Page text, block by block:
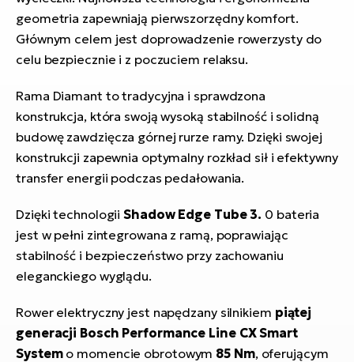
geometria zapewniają pierwszorzędny komfort.
Głównym celem jest doprowadzenie rowerzysty do
celu bezpiecznie i z poczuciem relaksu.
Rama Diamant to tradycyjna i sprawdzona
konstrukcja, która swoją wysoką stabilność i solidną
budowę zawdzięcza górnej rurze ramy. Dzięki swojej
konstrukcji zapewnia optymalny rozkład sił i efektywny
transfer energii podczas pedałowania.
Dzięki technologiiShadow Edge Tube 3. 0 bateria
jest w pełni zintegrowana z ramą, poprawiając
stabilność i bezpieczeństwo przy zachowaniu
eleganckiego wyglądu.
Rower elektryczny jest napędzany silnikiem piątej
generacji Bosch Performance Line CX Smart
Systemo momencie obrotowym 85 Nm, oferującym